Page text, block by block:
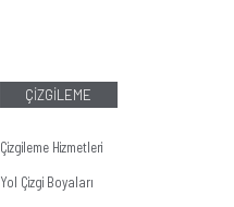
ÇİZGİLEME
Çizgileme Hizmetleri
Yol Çizgi Boyaları